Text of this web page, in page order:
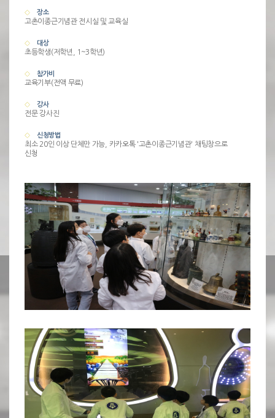
장소
고촌이종근기념관 전시실 및 교육실
대상
초등학생(저학년, 1~3학년)
참가비
교육기부(전액 무료)
강사
전문 강사진
신청방법
최소 20인 이상 단체만 가능, 카카오톡 '고촌이종근기념관' 채팅창으로
신청